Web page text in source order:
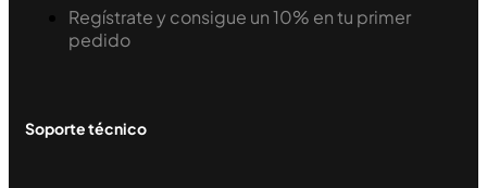
Regístrate y consigue un 10% en tu primer
pedido
Soporte técnico